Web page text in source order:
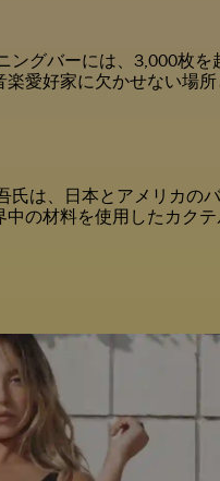
グバーには、3,000枚
愛好家に欠かせない場所
は、日本とアメリカの
の材料を使用したカクテ